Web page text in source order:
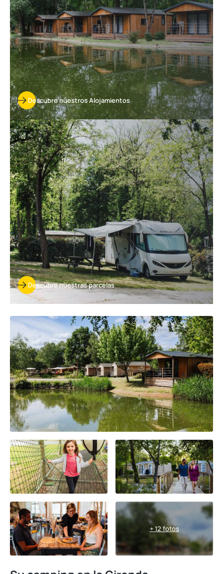
Descubre nuestros Alojamientos
Descubre nuestras parcelas
Descubre
nuestras
parcelas
+ 12 fotos